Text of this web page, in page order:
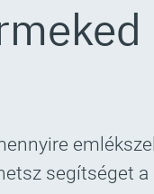
segítséget a